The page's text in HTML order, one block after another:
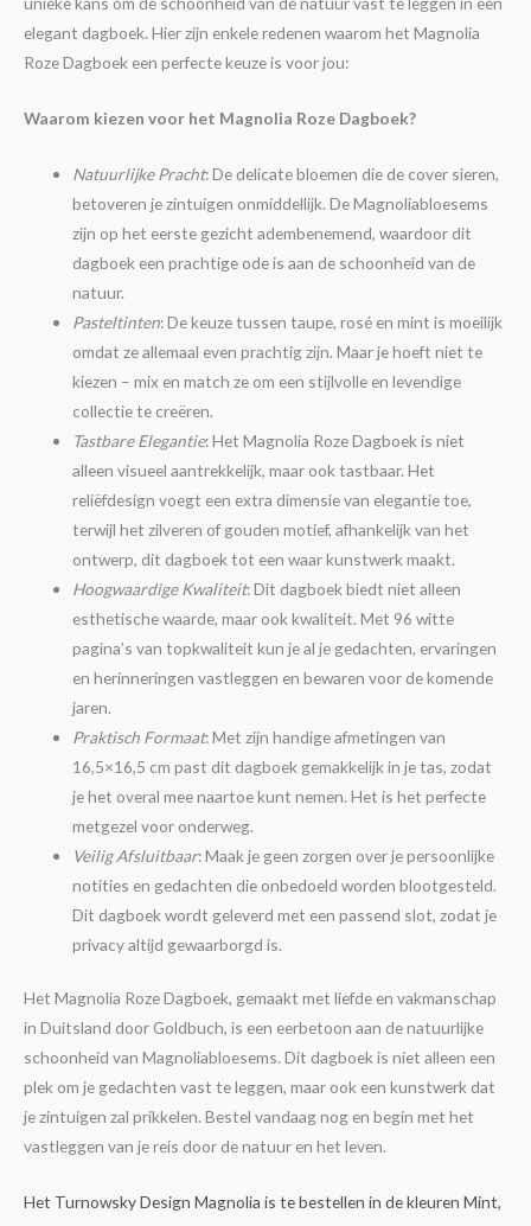
elegant dagboek. Hier zijn enkele redenen waarom het Magnolia
Roze Dagboek een perfecte keuze is voor jou:
Waarom kiezen voor het Magnolia Roze Dagboek?
Natuurlijke Pracht: De delicate bloemen die de cover sieren,
betoveren je zintuigen onmiddellijk. De Magnoliabloesems
zijn op het eerste gezicht adembenemend, waardoor dit
dagboek een prachtige ode is aan de schoonheid van de
natuur.
Pasteltinten: De keuze tussen taupe, rosé en mint is moeilijk
omdat ze allemaal even prachtig zijn. Maar je hoeft niet te
kiezen – mix en match ze om een stijlvolle en levendige
collectie te creëren.
Tastbare Elegantie: Het Magnolia Roze Dagboek is niet
alleen visueel aantrekkelijk, maar ook tastbaar. Het
reliëfdesign voegt een extra dimensie van elegantie toe,
terwijl het zilveren of gouden motief, afhankelijk van het
ontwerp, dit dagboek tot een waar kunstwerk maakt.
Hoogwaardige Kwaliteit: Dit dagboek biedt niet alleen
esthetische waarde, maar ook kwaliteit. Met 96 witte
pagina’s van topkwaliteit kun je al je gedachten, ervaringen
en herinneringen vastleggen en bewaren voor de komende
jaren.
Praktisch Formaat: Met zijn handige afmetingen van
16,5×16,5 cm past dit dagboek gemakkelijk in je tas, zodat
je het overal mee naartoe kunt nemen. Het is het perfecte
metgezel voor onderweg.
Veilig Afsluitbaar: Maak je geen zorgen over je persoonlijke
notities en gedachten die onbedoeld worden blootgesteld.
Dit dagboek wordt geleverd met een passend slot, zodat je
privacy altijd gewaarborgd is.
Het Magnolia Roze Dagboek, gemaakt met liefde en vakmanschap
in Duitsland door Goldbuch, is een eerbetoon aan de natuurlijke
schoonheid van Magnoliabloesems. Dit dagboek is niet alleen een
plek om je gedachten vast te leggen, maar ook een kunstwerk dat
je zintuigen zal prikkelen. Bestel vandaag nog en begin met het
vastleggen van je reis door de natuur en het leven.
Het Turnowsky Design Magnolia is te bestellen in de kleuren Mint,